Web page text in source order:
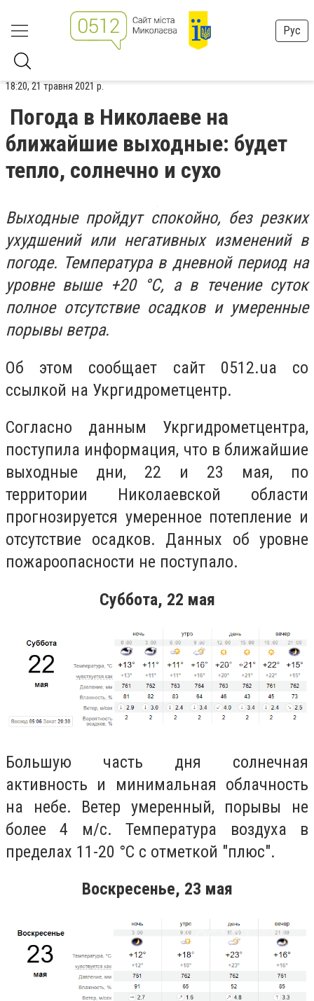
Рус
18:20, 21 травня 2021 р.
Погода в Николаеве на
ближайшие выходные: будет
тепло, солнечно и сухо
Выходные пройдут спокойно, без резких
ухудшений или негативных изменений в
погоде. Температура в дневной период на
уровне выше +20 °С, а в течение суток
полное отсутствие осадков и умеренные
порывы ветра.
Об этом сообщает сайт 0512.ua со
ссылкой на Укргидрометцентр.
Согласно данным Укргидрометцентра,
поступила информация, что в ближайшие
выходные дни, 22 и 23 мая, по
территории Николаевской области
прогнозируется умеренное потепление и
отсутствие осадков. Данных об уровне
пожароопасности не поступало.
Суббота, 22 мая
Большую часть дня солнечная
активность и минимальная облачность
на небе. Ветер умеренный, порывы не
более 4 м/с. Температура воздуха в
пределах 11-20 °С с отметкой "плюс".
Воскресенье, 23 мая